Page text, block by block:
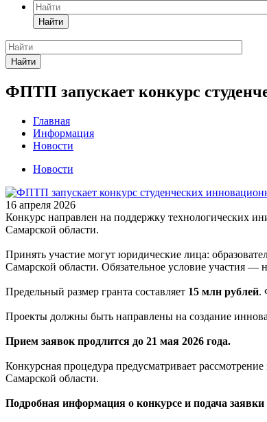
Найти
Найти
ФПТП запускает конкурс
Главная
Информация
Новости
Новости
16 апреля 2026
Конкурс направлен на поддержку технологических
Самарской области.
Принять участие могут юридические лица:
Самарской области. Обязательное условие участия —
Предельный размер гранта составляет 15 млн рублей.
Проекты должны быть направлены на создание
Прием заявок продлится до 21 мая 2026 года.
Конкурсная процедура предусматривает
Самарской области.
Подробная информация о конкурсе и подача